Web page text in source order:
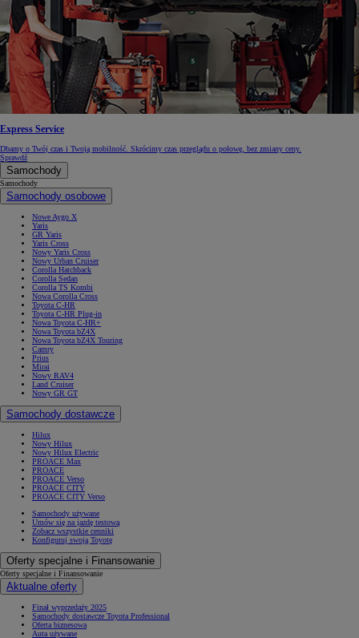
Express Service
Dbamy o Twój czas i Twoją mobilność. Skrócimy czas przeglądu o połowę, bez zmiany ceny.
Sprawdź
Samochody
Samochody
Samochody osobowe
Nowe Aygo X
Yaris
GR Yaris
Yaris Cross
Nowy Yaris Cross
Nowy Urban Cruiser
Corolla Hatchback
Corolla Sedan
Corolla TS Kombi
Nowa Corolla Cross
Toyota C-HR
Toyota C-HR Plug-in
Nowa Toyota C-HR+
Nowa Toyota bZ4X
Nowa Toyota bZ4X Touring
Camry
Prius
Mirai
Nowy RAV4
Land Cruiser
Nowy GR GT
Samochody dostawcze
Hilux
Nowy Hilux
Nowy Hilux Electric
PROACE Max
PROACE
PROACE Verso
PROACE CITY
PROACE CITY Verso
Samochody używane
Umów się na jazdę testową
Zobacz wszystkie cenniki
Konfiguruj swoją Toyotę
Oferty specjalne i Finansowanie
Oferty specjalne i Finansowanie
Aktualne oferty
Finał wyprzedaży 2025
Samochody dostawcze Toyota Professional
Oferta biznesowa
Auta używane